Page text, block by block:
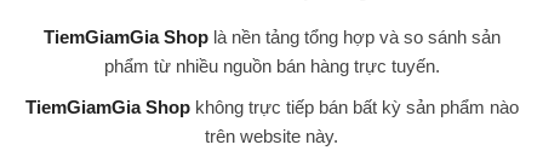
bàn ghế gấp gọn
máy hàn laser lò vi sóng
fujifilm
máy lọc nước RO
gấu bông hải cẩu áo hoodie unisex
TiemGiamGia Shoplà nền tảng tổng hợp và so sánh sản
phẩm từ nhiều nguồn bán hàng trực tuyến.
TiemGiamGia Shopkhông trực tiếp bán bất kỳ sản phẩm nào
trên website này.